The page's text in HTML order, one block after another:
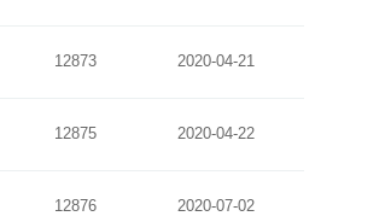
12873 2020-04-21
12875 2020-04-22
12876 2020-07-02